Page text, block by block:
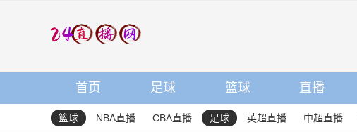
首页 足球 篮球 直播
篮球 NBA直播 CBA直播 足球 英超直播 中超直播